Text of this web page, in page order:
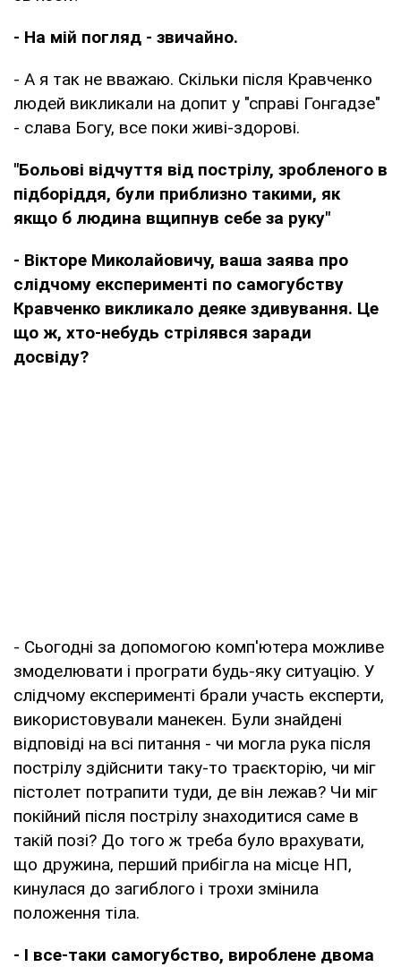
- На мій погляд - звичайно.
- А я так не вважаю. Скільки після Кравченко
людей викликали на допит у "справі Гонгадзе"
- слава Богу, все поки живі-здорові.
"Больові відчуття від пострілу, зробленого в
підборіддя, були приблизно такими, як
якщо б людина вщипнув себе за руку"
- Вікторе Миколайовичу, ваша заява про
слідчому експерименті по самогубству
Кравченко викликало деяке здивування. Це
що ж, хто-небудь стрілявся заради
досвіду?
- Сьогодні за допомогою комп'ютера можливе
змоделювати і програти будь-яку ситуацію. У
слідчому експерименті брали участь експерти,
використовували манекен. Були знайдені
відповіді на всі питання - чи могла рука після
пострілу здійснити таку-то траєкторію, чи міг
пістолет потрапити туди, де він лежав? Чи міг
покійний після пострілу знаходитися саме в
такій позі? До того ж треба було врахувати,
що дружина, перший прибігла на місце НП,
кинулася до загиблого і трохи змінила
положення тіла.
- І все-таки самогубство, вироблене двома